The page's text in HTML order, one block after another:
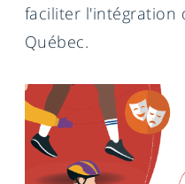
faciliter l'intégration
Québec.